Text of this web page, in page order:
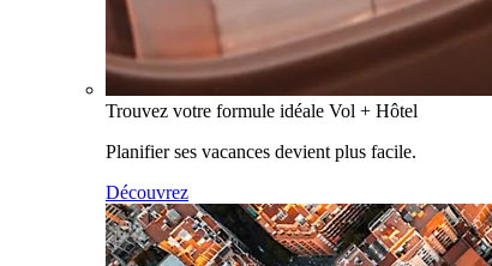
Trouvez votre formule idéale Vol + Hôtel
Planifier ses vacances devient plus facile.
Découvrez